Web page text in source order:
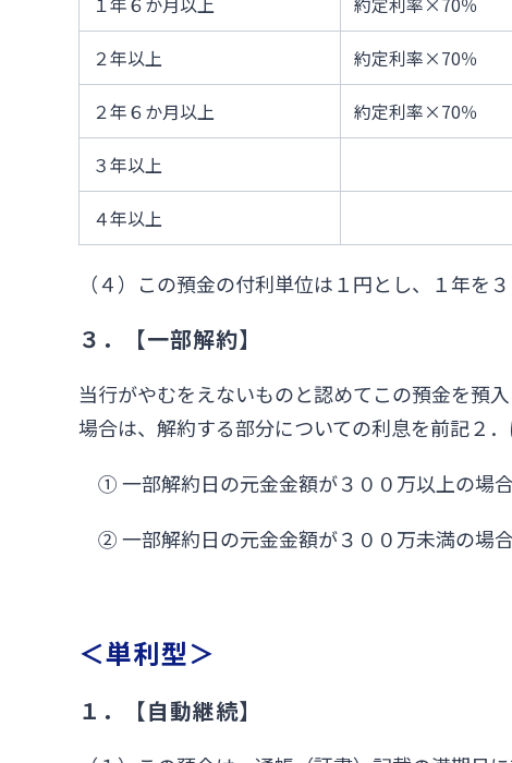
２年以上 約定利率×70％
２年６か月以上 約定利率×70％
３年以上
４年以上
（４）この預金の付利単位は１円とし、１年を
３．【一部解約】
当行がやむをえないものと認めてこの預金を預
場合は、解約する部分についての利息を前記２
① 一部解約日の元金金額が３００万以上の場
② 一部解約日の元金金額が３００万未満の場
＜単利型＞
１．【自動継続】